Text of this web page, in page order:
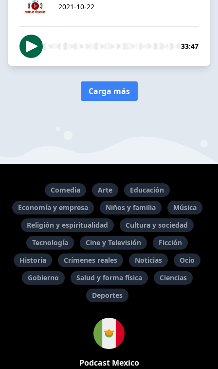
2021-10-22
33:47
Carga más
Comedia Arte
Educación
Economía y empresa
Niños y familia
Música
Religión y espiritualidad
Cultura y sociedad
Tecnología
Cine y Televisión
Ficción
Historia
Crímenes reales Noticias
Ocio
Gobierno
Salud y forma física
Ciencias
Deportes
Podcast Mexico